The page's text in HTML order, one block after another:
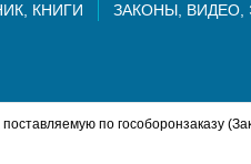
КНИГИ ЗАКОНЫ, ВИДЕО,
по гособоронзаказу